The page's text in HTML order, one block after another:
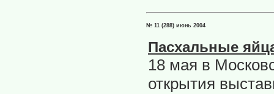
№ 11 (288) июнь 2004
Пасхальные
18 мая в
открытия